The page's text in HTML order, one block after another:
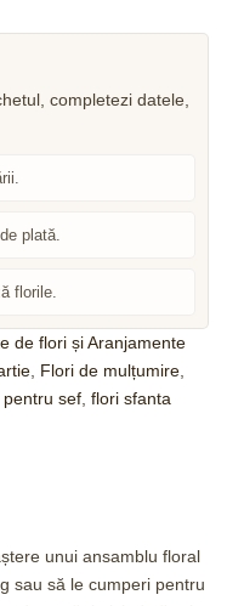
plată.
florile.
de flori și Aranjamente
Flori de mulțumire
pentru sef flori sfanta
unui ansamblu floral
sau să le cumperi pentru